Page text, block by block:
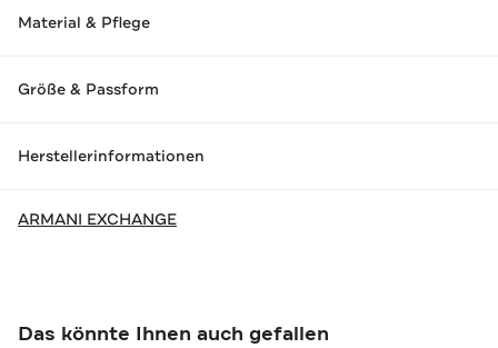
Material & Pflege
Größe & Passform
Herstellerinformationen
ARMANI EXCHANGE
Das könnte Ihnen auch gefallen